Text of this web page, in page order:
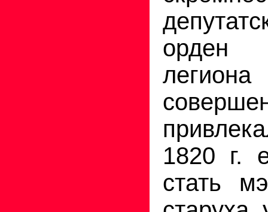
орден
1820 г.
стать